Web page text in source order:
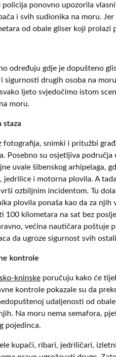
policija ponovno upozorila
i svih sudionika na moru.
od obale gliser koji prolazi
određuju gdje je dopušteno
sigurnosti drugih osoba na
ljeto svjedočimo istom
moru.
staza
fotografija, snimki i pritužbi
Posebno su osjetljiva područja
uvale šibenskog arhipelaga,
jedrilice i motorna plovila. A
ozbiljnim incidentom. Tu
plovila ponaša kao da za
100 kilometara na sat bez
većina nautičara poštuje
da ugroze sigurnost svih
kontrole
kninske poručuju kako će
kontrole pokazale su da
udaljenosti od
Na moru nema semafora,
pojedinca.
kupači, ribari, jedriličari,